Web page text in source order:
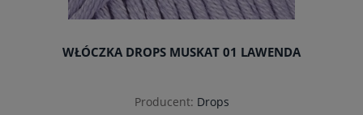
WŁÓCZKA DROPS MUSKAT 01 LAWENDA
Producent: Drops